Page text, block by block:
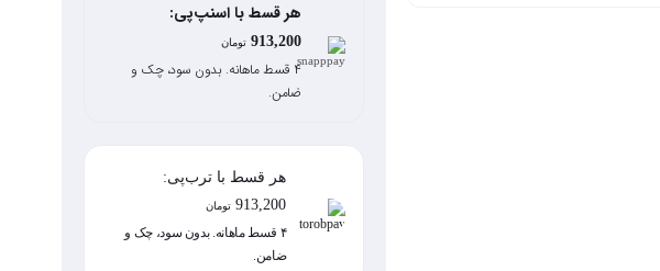
هر قسط با اسنپ‌پی:
913,200 تومان
۴ قسط ماهانه. بدون سود، چک و
ضامن.
هر قسط با ترب‌پی:
913,200 تومان
۴ قسط ماهانه. بدون سود، چک و
ضامن.